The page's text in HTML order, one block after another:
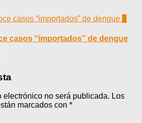
casos “importados” de dengue
electrónico no será publicada. Los
marcados con *